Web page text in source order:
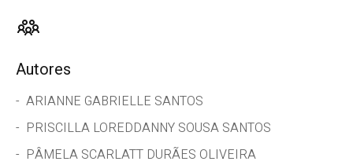
Autores
ARIANNE GABRIELLE SANTOS
PRISCILLA LOREDDANNY SOUSA SANTOS
PÂMELA SCARLATT DURÃES OLIVEIRA